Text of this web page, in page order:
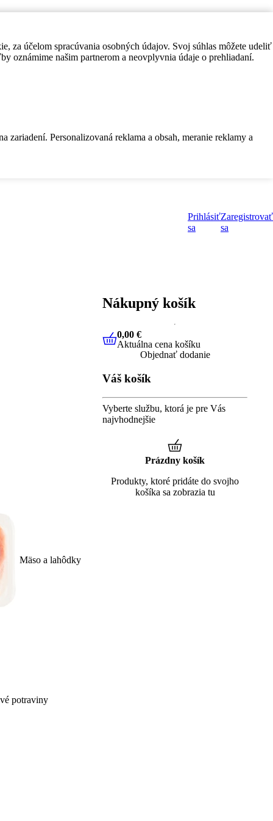
za účelom spracúvania osobných údajov. Svoj súhlas môžete udeliť
oznámime našim partnerom a neovplyvnia údaje o prehliadaní.
Personalizovaná reklama a obsah, meranie reklamy a
Prihlásiť
sa
Zaregistrovať
sa
Mäso a lahôdky
potraviny
Nákupný košík
0,00 €Aktuálna cena košíku
0,00 €
Aktuálna cena košíku
Objednať dodanie
Váš košík
Vyberte službu, ktorá je pre Vás
najvhodnejšie
Prázdny košík
Produkty, ktoré pridáte do svojho
košíka sa zobrazia tu